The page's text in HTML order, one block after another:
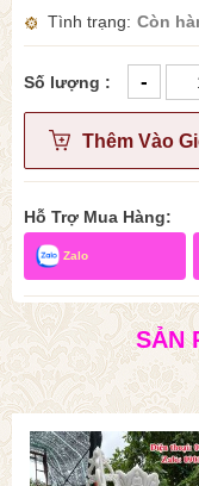
Tình trạng Còn
Số lượng : -
Thêm Vào
Hỗ Trợ Mua Hàng:
Zalo
SẢN